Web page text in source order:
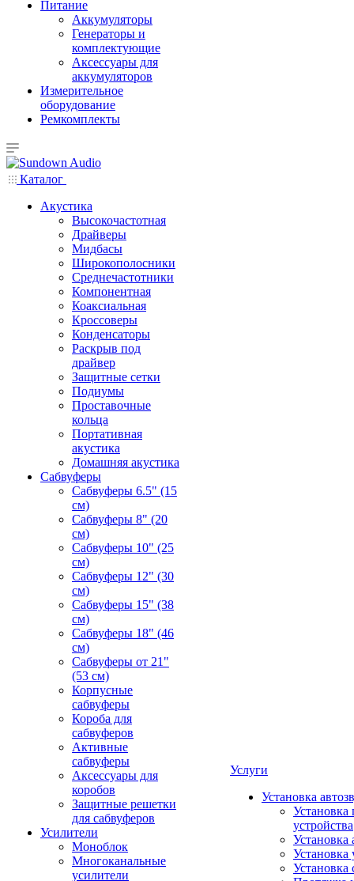
Питание
Аккумуляторы
Генераторы и
комплектующие
Аксессуары для
аккумуляторов
Измерительное
оборудование
Ремкомплекты
Каталог
Акустика
Высокочастотная
Драйверы
Мидбасы
Широкополосники
Среднечастотники
Компонентная
Коаксиальная
Кроссоверы
Конденсаторы
Раскрыв под
драйвер
Защитные сетки
Подиумы
Проставочные
кольца
Портативная
акустика
Домашняя акустика
Сабвуферы
Сабвуферы 6.5" (15
см)
Сабвуферы 8" (20
см)
Сабвуферы 10" (25
см)
Сабвуферы 12" (30
см)
Сабвуферы 15" (38
см)
Сабвуферы 18" (46
см)
Сабвуферы от 21"
(53 см)
Корпусные
сабвуферы
Короба для
сабвуферов
Активные
сабвуферы
Аксессуары для
коробов
Защитные решетки
для сабвуферов
Усилители
Моноблок
Многоканальные
усилители
Услуги
Установка
Установка
устройства
Установка
Установка
Установка